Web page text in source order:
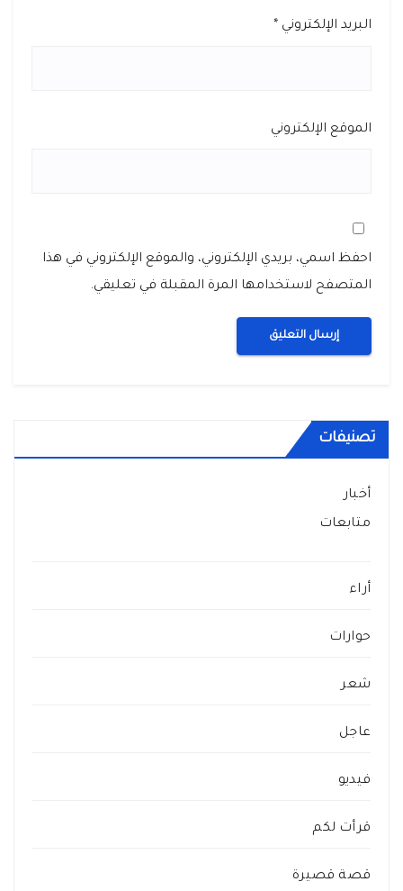
البريد الإلكتروني *
الموقع الإلكتروني
احفظ اسمي، بريدي الإلكتروني، والموقع الإلكتروني في هذا
المتصفح لاستخدامها المرة المقبلة في تعليقي.
تصنيفات
أخبار
متابعات
أراء
حوارات
شعر
عاجل
فيديو
قرأت لكم
قصة قصيرة